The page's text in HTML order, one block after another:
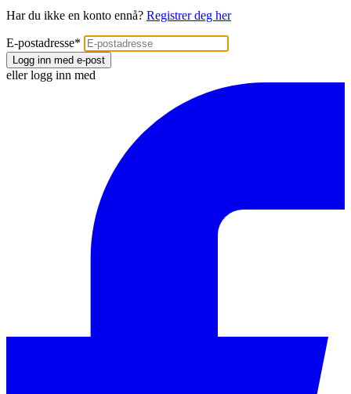
Har du ikke en konto ennå? Registrer deg her
E-postadresse*
Logg inn med e-post
eller logg inn med